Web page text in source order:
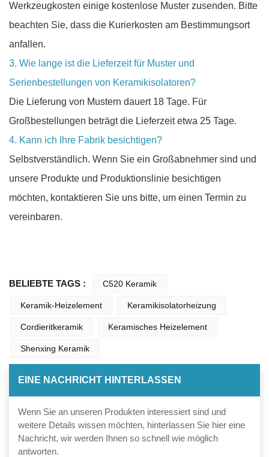
Werkzeugkosten einige kostenlose Muster zusenden. Bitte
beachten Sie, dass die Kurierkosten am Bestimmungsort
anfallen.
3. Wie lange ist die Lieferzeit für Muster und
Serienbestellungen von Keramikisolatoren?
Die Lieferung von Mustern dauert 18 Tage. Für
Großbestellungen beträgt die Lieferzeit etwa 25 Tage.
4. Kann ich Ihre Fabrik besichtigen?
Selbstverständlich. Wenn Sie ein Großabnehmer sind und
unsere Produkte und Produktionslinie besichtigen
möchten, kontaktieren Sie uns bitte, um einen Termin zu
vereinbaren.
BELIEBTE TAGS : C520 Keramik
Keramik-Heizelement Keramikisolatorheizung
Cordieritkeramik Keramisches Heizelement
Shenxing Keramik
EINE NACHRICHT HINTERLASSEN
Wenn Sie an unseren Produkten interessiert sind und
weitere Details wissen möchten, hinterlassen Sie hier eine
Nachricht, wir werden Ihnen so schnell wie möglich
antworten.